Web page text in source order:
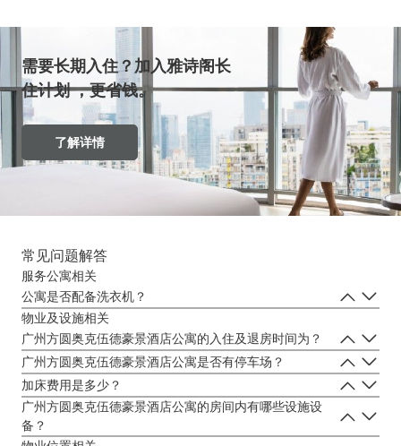
需要长期入住？加入雅诗阁长
住计划 ，更省钱。
了解详情
常见问题解答
服务公寓相关
公寓是否配备洗衣机？
每个房型都有配备洗衣机。
物业及设施相关
广州方圆奥克伍德豪景酒店公寓的入住及退房时间为？
广州方圆奥克伍德豪景酒店公寓的入住时间为14:00，退房时间为第二
天12:00。
广州方圆奥克伍德豪景酒店公寓是否有停车场？
是，广州方圆奥克伍德豪景酒店公寓有停车场，住店客人可免费停车。
加床费用是多少？
任何房型的加床费用为人民币350元每晚。
广州方圆奥克伍德豪景酒店公寓的房间内有哪些设施设
备？